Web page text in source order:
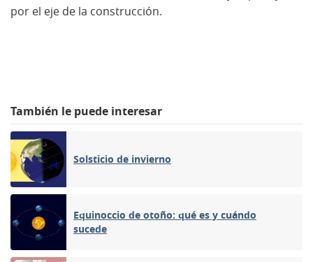
por el eje de la construcción.
También le puede interesar
Solsticio de invierno
Equinoccio de otoño: qué es y cuándo
sucede